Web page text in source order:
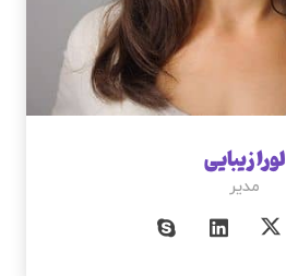
لورا زیبایی
مدیر